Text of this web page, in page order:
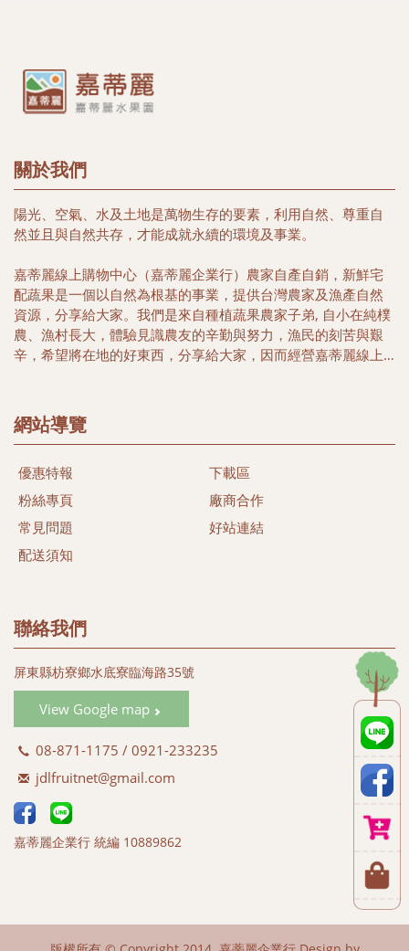
關於我們
陽光、空氣、水及土地是萬物生存的要素，利用自然、尊重自
然並且與自然共存，才能成就永續的環境及事業。
嘉蒂麗線上購物中心（嘉蒂麗企業行）農家自產自銷，新鮮宅
配蔬果是一個以自然為根基的事業，提供台灣農家及漁產自然
資源，分享給大家。我們是來自種植蔬果農家子弟, 自小在純樸
農、漁村長大，體驗見識農友的辛勤與努力，漁民的刻苦與艱
辛，希望將在地的好東西，分享給大家，因而經營嘉蒂麗線上
多一項選擇，多一份體驗台灣漁米之鄉的好味道。
尊重自然土地生態，落實有機生活為目標、推行發展當地農漁
特產，希望能以微簿力量，為大家找尋當地健康安心好食材。
樂活生命盡一份心力。
#蜜彩蓮霧禮盒 (#彩色蓮霧禮盒)
#白翠玉蓮霧 (#綠色蓮霧)
#蜜彩黑金 (#飛彈蓮霧)
#蜜彩巴掌 (#巴掌蓮霧)
#蜜彩子彈 (#子彈蓮霧)
網站導覽
優惠特報
粉絲專頁
常見問題
配送須知
下載區
廠商合作
好站連結
聯絡我們
屏東縣枋寮鄉水底寮臨海路35號
View Google map
08-871-1175 / 0921-233235
jdlfruitnet@gmail.com
嘉蒂麗企業行 統編 10889862